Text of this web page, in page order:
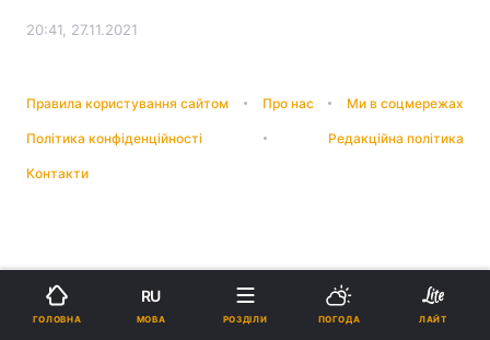
20:41, 27.11.2021
Правила користування сайтом Про нас Ми в соцмережах
Політика конфіденційності Редакційна політика
Контакти
ГОЛОВНА
RU
МОВА РОЗДІЛИ ПОГОДА ЛАЙТ